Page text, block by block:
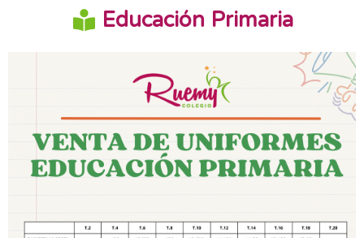
Educación Primaria